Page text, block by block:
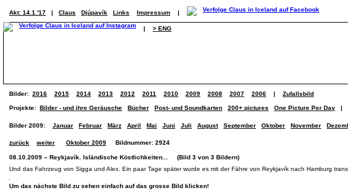
Akt: 14.1.'17 | Claus Djúpavík Links Impressum |
| > ENG
Bilder: 2016 2015 2014 2013 2012 2011 2010 2009 2008 2007 2006 | Zufallsbild
Projekte: Bilder - und ihre Geräusche Bücher Post- und Soundkarten 200+ pictures One Picture Per Day |
Bilder 2009: Januar Februar März April Mai Juni Juli August September Oktober November
zurück weiter Oktober 2009 Bildnummer: 2924
08.10.2009 – Reykjavík. Isländische Köstlichkeiten... (Bild 3 von 3 Bildern)
Und das Fahrzeug von Sigga und Alex. Ein paar Tage später wurde es mit der Fähre von Reykjavík nach Hamburg
Um das nächste Bild zu sehen einfach auf das grosse Bild klicken!